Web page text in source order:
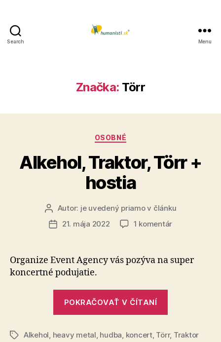
Search Menu
Značka: Törr
Kategórie
OSOBNÉ
Alkehol, Traktor, Törr +
hostia
Autor
článku
Autor: je uvedený priamo v článku
Dátum
21. mája 2022 1 komentárna
Organize Event Agency vás pozýva na super
koncertné podujatie.
POKRAČOVAŤ V ČÍTANÍ
+
ZnačkyAlkehol, heavy metal, hudba, koncert, Törr, Traktor